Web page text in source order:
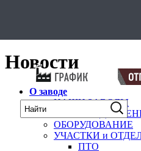
Новости
О заводе
НАШИ ЗАВОДЫ
ОБОРУДОВАНИЕ
УЧАСТКИ и
ПТО